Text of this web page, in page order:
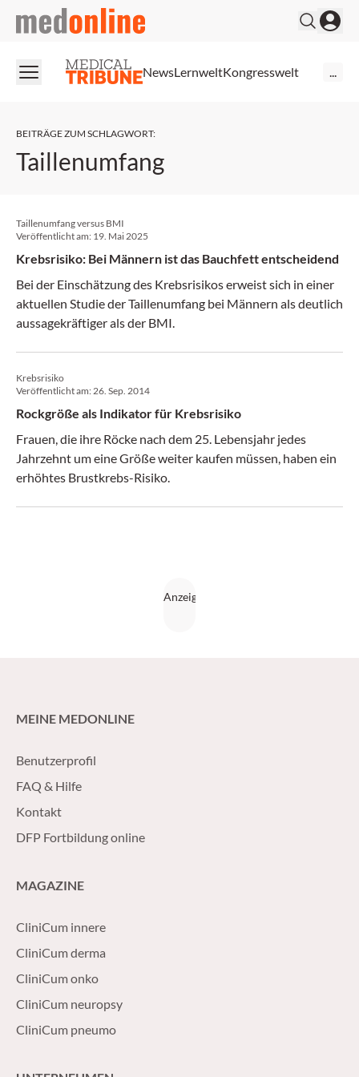
medonline
NewsLernweltKongresswelt
BEITRÄGE ZUM SCHLAGWORT:
Taillenumfang
Taillenumfang versus BMI
Veröffentlicht am: 19. Mai 2025
Krebsrisiko: Bei Männern ist das Bauchfett entscheidend
Bei der Einschätzung des Krebsrisikos erweist sich in einer
aktuellen Studie der Taillenumfang bei Männern als deutlich
aussagekräftiger als der BMI.
Krebsrisiko
Veröffentlicht am:26. Sep. 2014
Rockgröße als Indikator für Krebsrisiko
Frauen, die ihre Röcke nach dem 25. Lebensjahr jedes
Jahrzehnt um eine Größe weiter kaufen müssen, haben ein
erhöhtes Brustkrebs-Risiko.
MEINE MEDONLINE
Benutzerprofil
FAQ & Hilfe
Kontakt
DFP Fortbildung online
MAGAZINE
CliniCum innere
CliniCum derma
CliniCum onko
CliniCum neuropsy
CliniCum pneumo